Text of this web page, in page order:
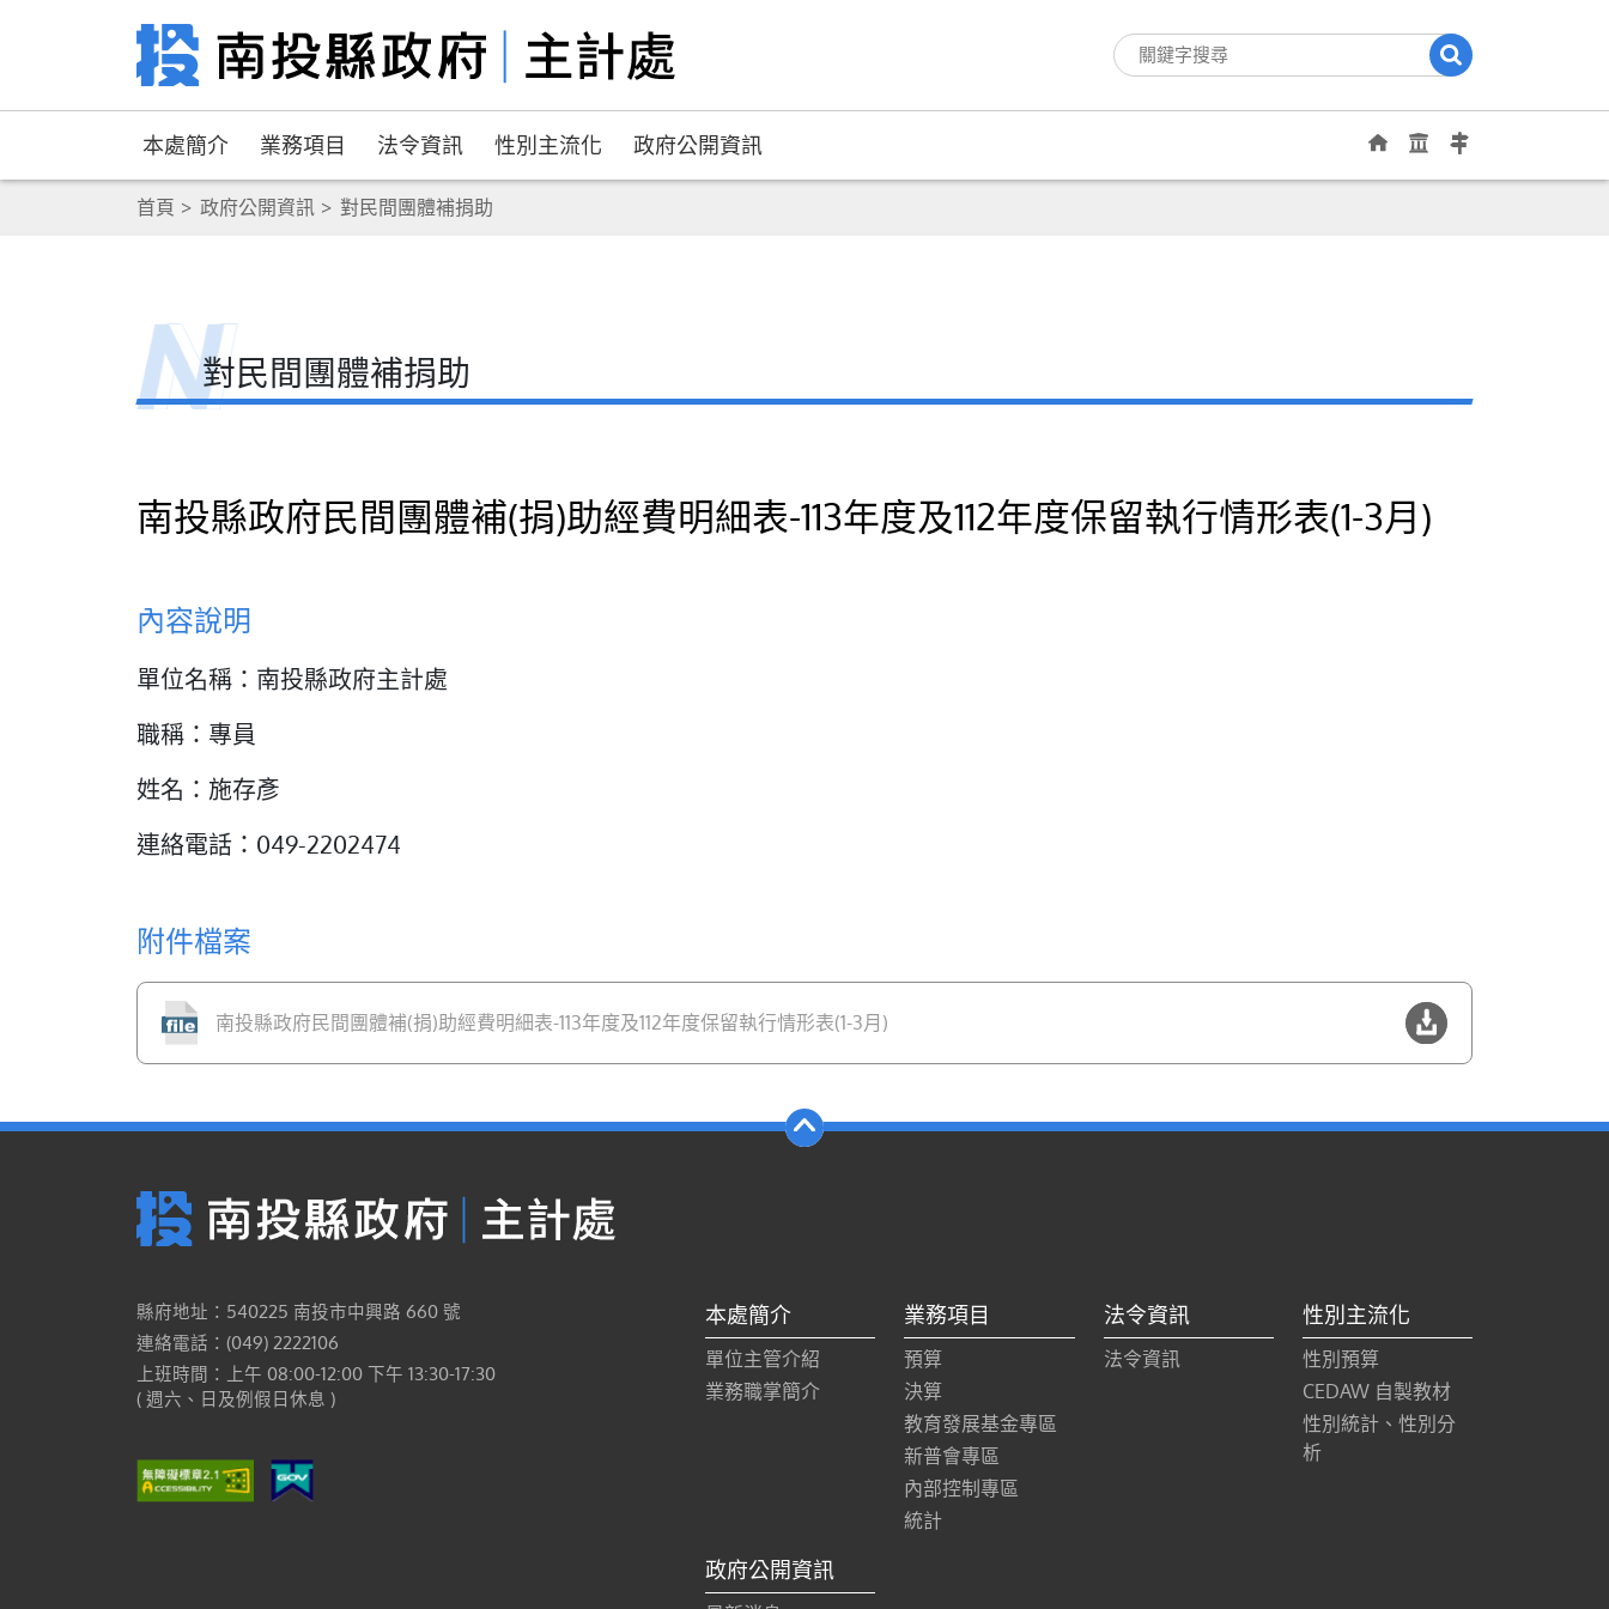
本處簡介 業務項目 法令資訊 性別主流化 政府公開資訊
首頁 政府公開資訊 對民間團體補捐助
對民間團體補捐助
南投縣政府民間團體補(捐)助經費明細表-113年度及112年度保留執行情形表(1-3月)
內容說明
單位名稱：南投縣政府主計處
職稱：專員
姓名：施存彥
連絡電話：049-2202474
附件檔案
南投縣政府民間團體補(捐)助經費明細表-113年度及112年度保留執行情形表(1-3月)
縣府地址：540225 南投市中興路 660 號
連絡電話：(049) 2222106
上班時間：上午 08:00-12:00 下午 13:30-17:30
( 週六、日及例假日休息 )
本處簡介
單位主管介紹
業務職掌簡介
業務項目
預算
決算
教育發展基金專區
新普會專區
內部控制專區
統計
法令資訊
法令資訊
性別主流化
性別預算
CEDAW 自製教材
性別統計、性別分
析
政府公開資訊